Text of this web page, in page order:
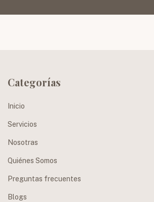
Categorías
Inicio
Servicios
Nosotras
Quiénes Somos
Preguntas frecuentes
Blogs